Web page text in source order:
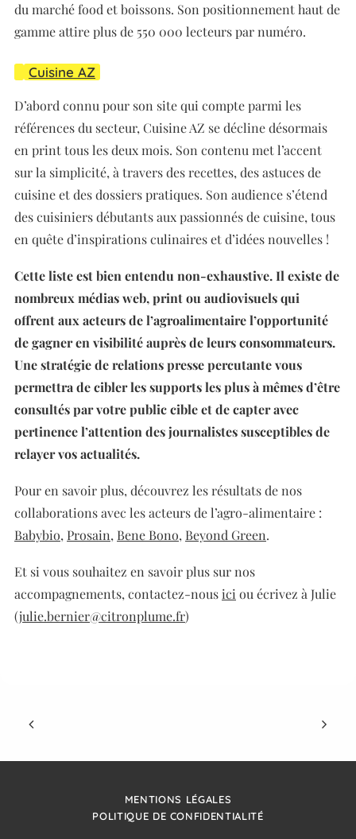
du marché food et boissons. Son positionnement haut de
gamme attire plus de 550 000 lecteurs par numéro.
Cuisine AZ
D’abord connu pour son site qui compte parmi les
références du secteur, Cuisine AZ se décline désormais
en print tous les deux mois. Son contenu met l’accent
sur la simplicité, à travers des recettes, des astuces de
cuisine et des dossiers pratiques. Son audience s’étend
des cuisiniers débutants aux passionnés de cuisine, tous
en quête d’inspirations culinaires et d’idées nouvelles !
Cette liste est bien entendu non-exhaustive. Il existe de
nombreux médias web, print ou audiovisuels qui
offrent aux acteurs de l’agroalimentaire l’opportunité
de gagner en visibilité auprès de leurs consommateurs.
Une stratégie de relations presse percutante vous
permettra de cibler les supports les plus à mêmes d’être
consultés par votre public cible et de capter avec
pertinence l’attention des journalistes susceptibles de
relayer vos actualités.
Pour en savoir plus, découvrez les résultats de nos
collaborations avec les acteurs de l’agro-alimentaire :
Babybio, Prosain, Bene Bono, Beyond Green.
Et si vous souhaitez en savoir plus sur nos
accompagnements, contactez-nousici ou écrivez à Julie
(julie.bernier@citronplume.fr)
MENTIONS LÉGALES
POLITIQUE DE CONFIDENTIALITÉ